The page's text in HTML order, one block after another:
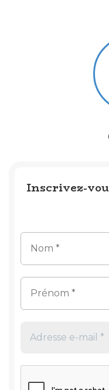
Inscrivez-